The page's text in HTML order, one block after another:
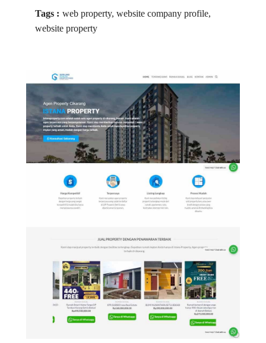
Tags : web property, website company profile,
website property